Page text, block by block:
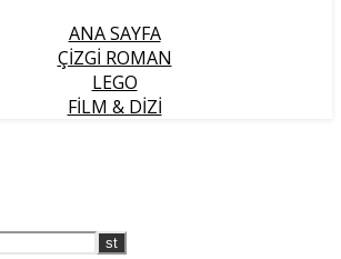
ANA SAYFA
ÇIZGI ROMAN
LEGO
FILM & DIZI